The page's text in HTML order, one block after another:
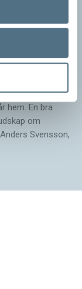
vi
hem. En bra
om
Svensson,